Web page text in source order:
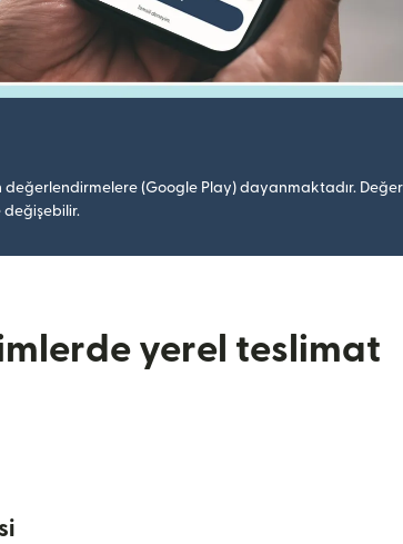
(Google Play) dayanmaktadır.
değişebilir.
yerel teslimat